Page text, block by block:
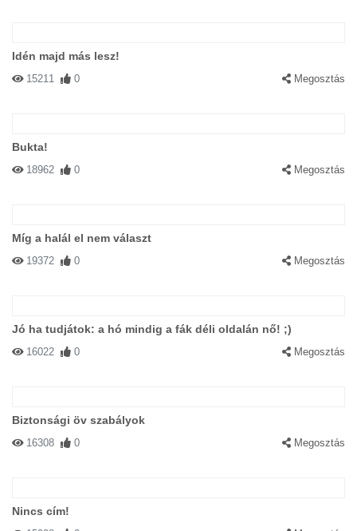
Idén majd más lesz!
15211 0 Megosztás
Bukta!
18962 0 Megosztás
Míg a halál el nem választ
19372 0 Megosztás
Jó ha tudjátok: a hó mindig a fák déli oldalán nő! ;)
16022 0 Megosztás
Biztonsági öv szabályok
16308 0 Megosztás
Nincs cím!